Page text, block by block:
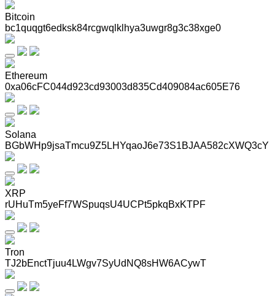
Bitcoin
bc1quqgt6edksk84rcgwqlklhya3uwgr8g3c38xge0
Ethereum
0xa06cFC044d923cd93003d835Cd409084ac605E76
Solana
BGbWHp9jsaTmcu9Z5LHYqaoJ6e73S1BJAA582cXWQ3cY
XRP
rUHuTm5yeFf7WSpuqsU4UCPt5pkqBxKTPF
Tron
TJ2bEnctTjuu4LWgv7SyUdNQ8sHW6ACywT